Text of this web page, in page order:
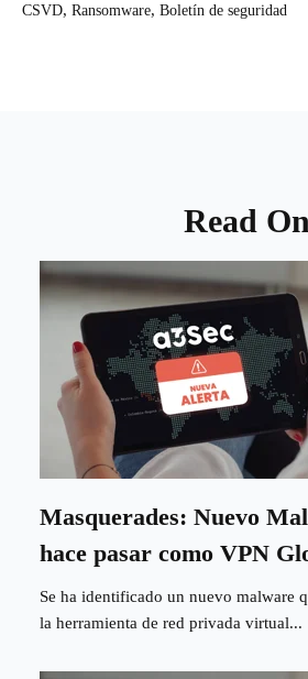
CSVD, Ransomware, Boletín de seguridad
Read On
Masquerades: Nuevo
hace pasar como VPN
Se ha identificado un nuevo malware
la herramienta de red privada virtual...